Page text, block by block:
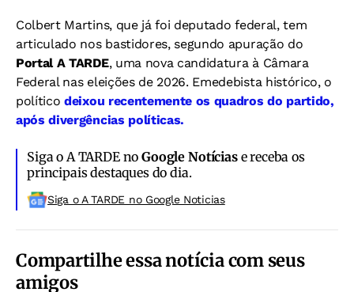
Colbert Martins, que já foi deputado federal, tem
articulado nos bastidores, segundo apuração do
Portal A TARDE, uma nova candidatura à Câmara
Federal nas eleições de 2026. Emedebista histórico, o
políticodeixou recentemente os quadros do partido,
após divergências políticas.
Siga o A TARDE noGoogle Notíciase receba os
principais destaques do dia.
Siga o A TARDE no Google Noticias
Compartilhe essa notícia com seus
amigos